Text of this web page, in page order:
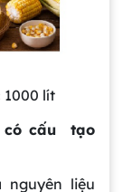
lít
có cấu tạo
liệu